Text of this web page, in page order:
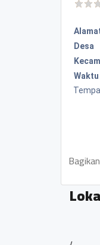
Desa
Waktu